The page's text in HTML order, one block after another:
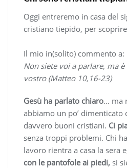
Oggi entreremo in casa del
cristiano tiepido, per
Il mio in(solito) commento a:
Non siete voi a parlare, ma
vostro (Matteo 10,16-23)
Gesù ha parlato chiaro… ma
abbiamo un po’ dimenticato
davvero buoni cristiani. Ci
senza troppi problemi. Chi
lavoro rientra a casa la sera
con le pantofole ai piedi, si